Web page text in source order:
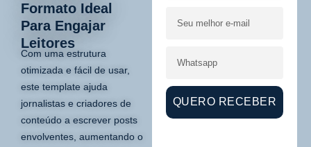
Formato Ideal
Para Engajar
Leitores
Com uma estrutura
otimizada e fácil de usar,
este template ajuda
jornalistas e criadores de
conteúdo a escrever posts
envolventes, aumentando o
QUERO RECEBER